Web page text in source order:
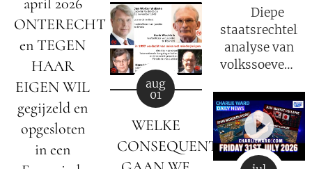
ONTERECHT
en TEGEN
HAAR
EIGEN WIL
gegijzeld en
opgesloten
in een
G.E.S.A.R.A.
voor?
⚖️ Diepe
analyse van
aug
01
WELKE
CONSEQUENTIES